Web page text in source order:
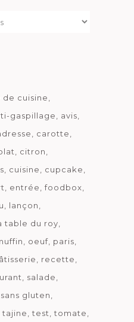
cuisine
gaspillage
avis
carotte
citron
cuisine
cupcake
entrée
foodbox
lançon
table du roy
oeuf paris
recette
salade
sans gluten
tajine test tomate